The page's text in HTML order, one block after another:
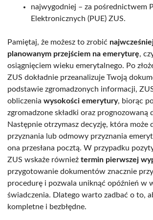
najwygodniej – za pośrednictwem
Elektronicznych (PUE) ZUS.
Pamiętaj, że możesz to zrobić
planowanym przejściem na emeryturę,
osiągnięciem wieku emerytalnego. Po
ZUS dokładnie przeanalizuje Twoją
podstawie zgromadzonych informacji,
obliczenia wysokości emerytury, biorąc
zgromadzone składki oraz prognozowaną
Następnie otrzymasz decyzję, która może
przyznania lub odmowy przyznania
ona przesłana pocztą. W przypadku
ZUS wskaże również termin pierwszej
przygotowanie dokumentów znacznie
procedurę i pozwala uniknąć opóźnień w
świadczenia. Dlatego warto zadbać o to,
kompletne i bezbłędne.